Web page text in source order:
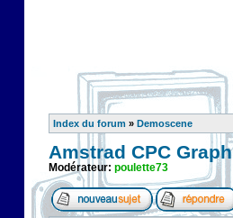
Index du forum » Demoscene
Amstrad CPC
Modérateur: poulette73